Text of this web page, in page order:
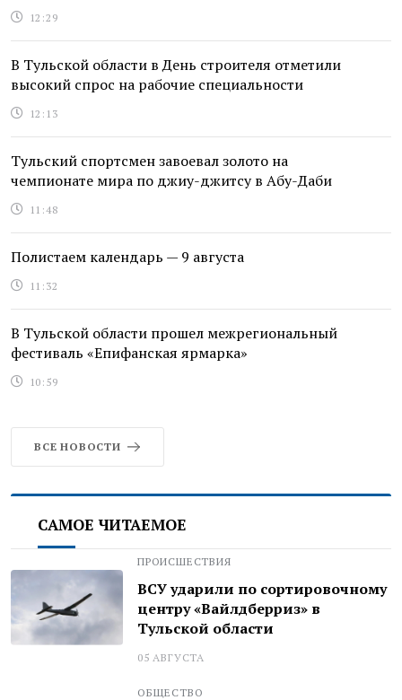
САМОЕ ЧИТАЕМОЕ
ПРОИСШЕСТВИЯ
ВСУ ударили по сортировочному
центру «Вайлдберриз» в
Тульской области
05 АВГУСТА
ОБЩЕСТВО
12:29
В Тульской области в День строителя отметили
высокий спрос на рабочие специальности
12:13
Тульский спортсмен завоевал золото на
чемпионате мира по джиу-джитсу в Абу-Даби
11:48
Полистаем календарь — 9 августа
11:32
В Тульской области прошел межрегиональный
фестиваль «Епифанская ярмарка»
10:59
ВСЕ НОВОСТИ